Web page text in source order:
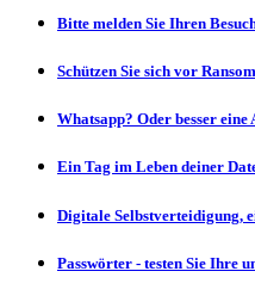
Bitte melden Sie Ihren
Schützen Sie sich vor
Whatsapp? Oder besser
Ein Tag im Leben deiner
Digitale Selbstverteidigung,
Passwörter - testen Sie Ihre